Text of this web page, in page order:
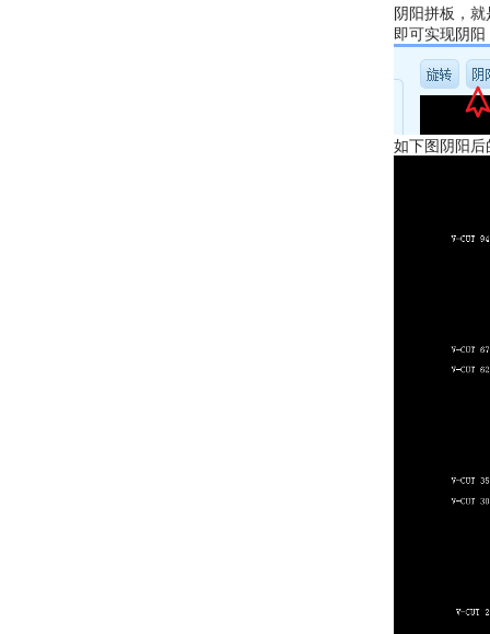
阴阳拼板，
即可实现阴阳
如下图阴阳